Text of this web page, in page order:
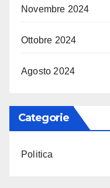
Novembre 2024
Ottobre 2024
Agosto 2024
Categorie
Politica